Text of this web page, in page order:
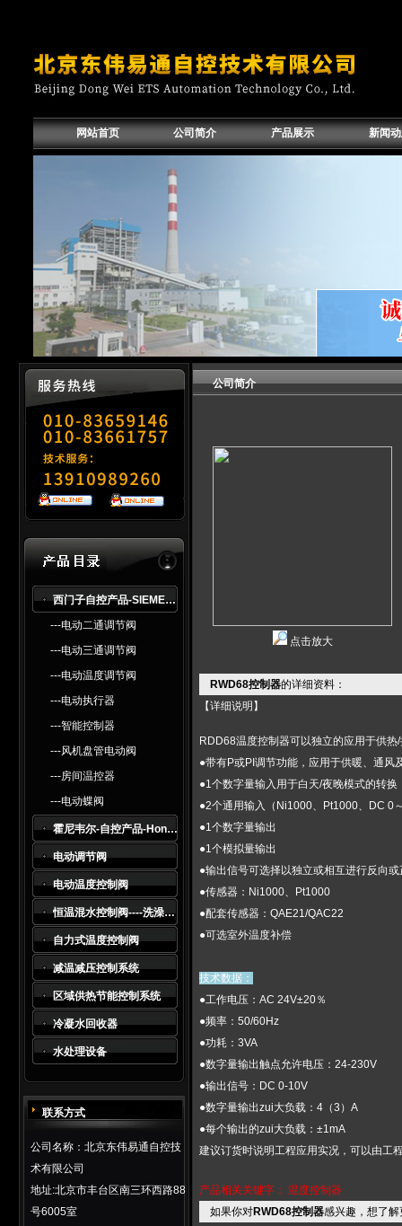
网站首页 公司简介 产品展示 新闻
西门子自控产品-SlEMENS
---电动二通调节阀
---电动三通调节阀
---电动温度调节阀
---电动执行器
---智能控制器
---风机盘管电动阀
---房间温控器
---电动蝶阀
霍尼韦尔-自控产品-Honeywell
电动调节阀
电动温度控制阀
恒温混水控制阀----洗澡水及生活热水系统*
自力式温度控制阀
减温减压控制系统
区域供热节能控制系统
冷凝水回收器
水处理设备
联系方式
公司名称：北京东伟易通自控技
术有限公司
地址:北京市丰台区南三环西路88
号6005室
公司简介
点击放大
RWD68控制器的详细资料：
【详细说明】
RDD68温度控制器可以独立的应用于供
●带有P或PI调节功能，应用于供暖、通风
●1个数字量输入用于白天/夜晚模式的转换
●2个通用输入（Ni1000、Pt1000、DC 0
●1个数字量输出
●1个模拟量输出
●输出信号可选择以独立或相互进行反向
●传感器：Ni1000、Pt1000
●配套传感器：QAE21/QAC22
●可选室外温度补偿
技术数据：
●工作电压：AC 24V±20％
●频率：50/60Hz
●功耗：3VA
●数字量输出触点允许电压：24-230V
●输出信号：DC 0-10V
●数字量输出zui大负载：4（3）A
●每个输出的zui大负载：±1mA
建议订货时说明工程应用实况，可以由工
产品相关关键字： 温度控制器
如果你对RWD68控制器感兴趣，想了